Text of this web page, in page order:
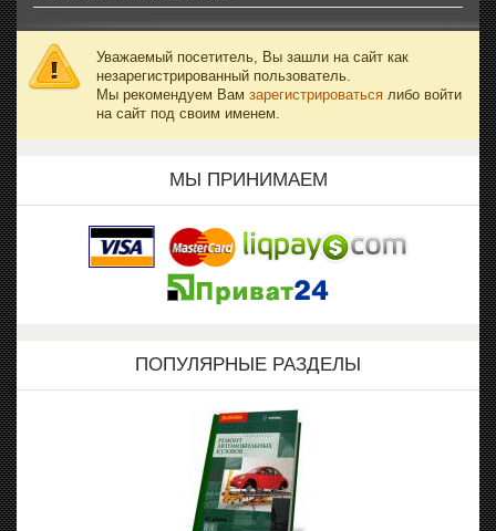
Уважаемый посетитель, Вы зашли на сайт как
незарегистрированный пользователь.
Мы рекомендуем Вам зарегистрироваться либо войти
на сайт под своим именем.
МЫ ПРИНИМАЕМ
ПОПУЛЯРНЫЕ РАЗДЕЛЫ